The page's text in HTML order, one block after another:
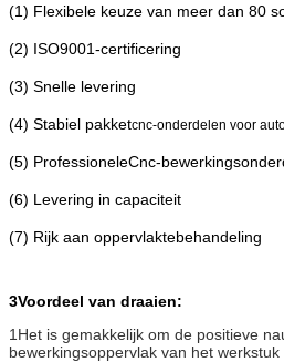
(1) Flexibele keuze van meer dan 80
(2) ISO9001-certificering
(3) Snelle levering
(4) Stabiel pakketcnc-onderdelen voor
(5) ProfessioneleCnc-
(6) Levering in capaciteit
(7) Rijk aan oppervlaktebehandeling
3Voordeel van draaien:
1Het is gemakkelijk om de positieve
bewerkingsoppervlak van het